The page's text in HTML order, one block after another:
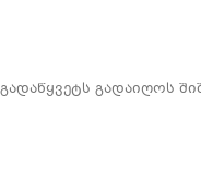
გადაიღოს